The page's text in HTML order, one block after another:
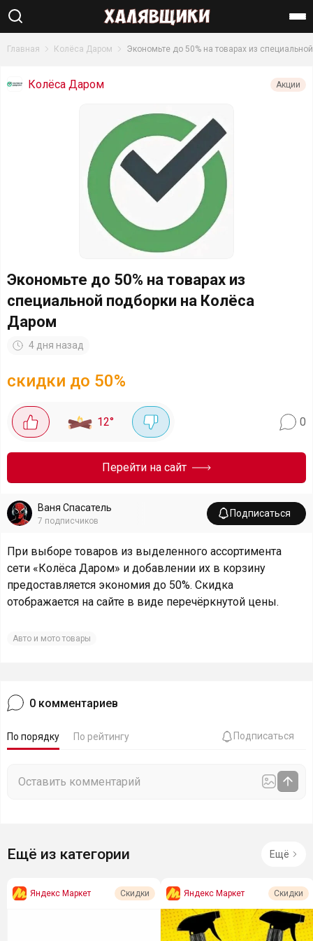
Найти
Главная Колёса Даром Экономьте до 50% на товарах из
Колёса Даром Акции
Экономьте до 50% на товарах из
специальной подборки на Колёса
Даром
4 дня назад
скидки до 50%
12° 0
Перейти на сайт
Ваня Спасатель
7 подписчиков
Подписаться
При выборе товаров из выделенного ассортимента
сети «Колёса Даром» и добавлении их в корзину
предоставляется экономия до 50%. Скидка
отображается на сайте в виде перечёркнутой цены.
Авто и мото товары
0 комментариев
По порядку По рейтингу Подписаться
Ещё из категории Ещё
Яндекс Маркет Скидки Яндекс Маркет Скидки